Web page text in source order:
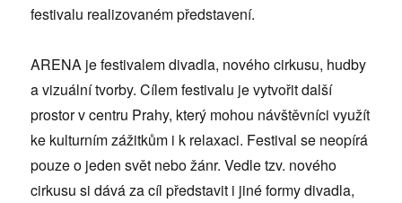
festivalu realizovaném představení.
ARENA je festivalem divadla, nového cirkusu, hudby
a vizuální tvorby. Cílem festivalu je vytvořit další
prostor v centru Prahy, který mohou návštěvníci využít
ke kulturním zážitkům i k relaxaci. Festival se neopírá
pouze o jeden svět nebo žánr. Vedle tzv. nového
cirkusu si dává za cíl představit i jiné formy divadla,